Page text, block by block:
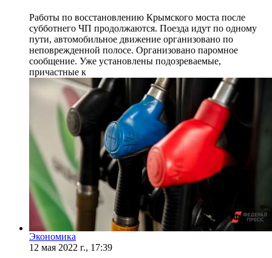
Работы по восстановлению Крымского моста после
субботнего ЧП продолжаются. Поезда идут по одному
пути, автомобильное движение организовано по
неповрежденной полосе. Организовано паромное
сообщение. Уже установлены подозреваемые,
причастные к
Экономика
12 мая 2022 г., 17:39